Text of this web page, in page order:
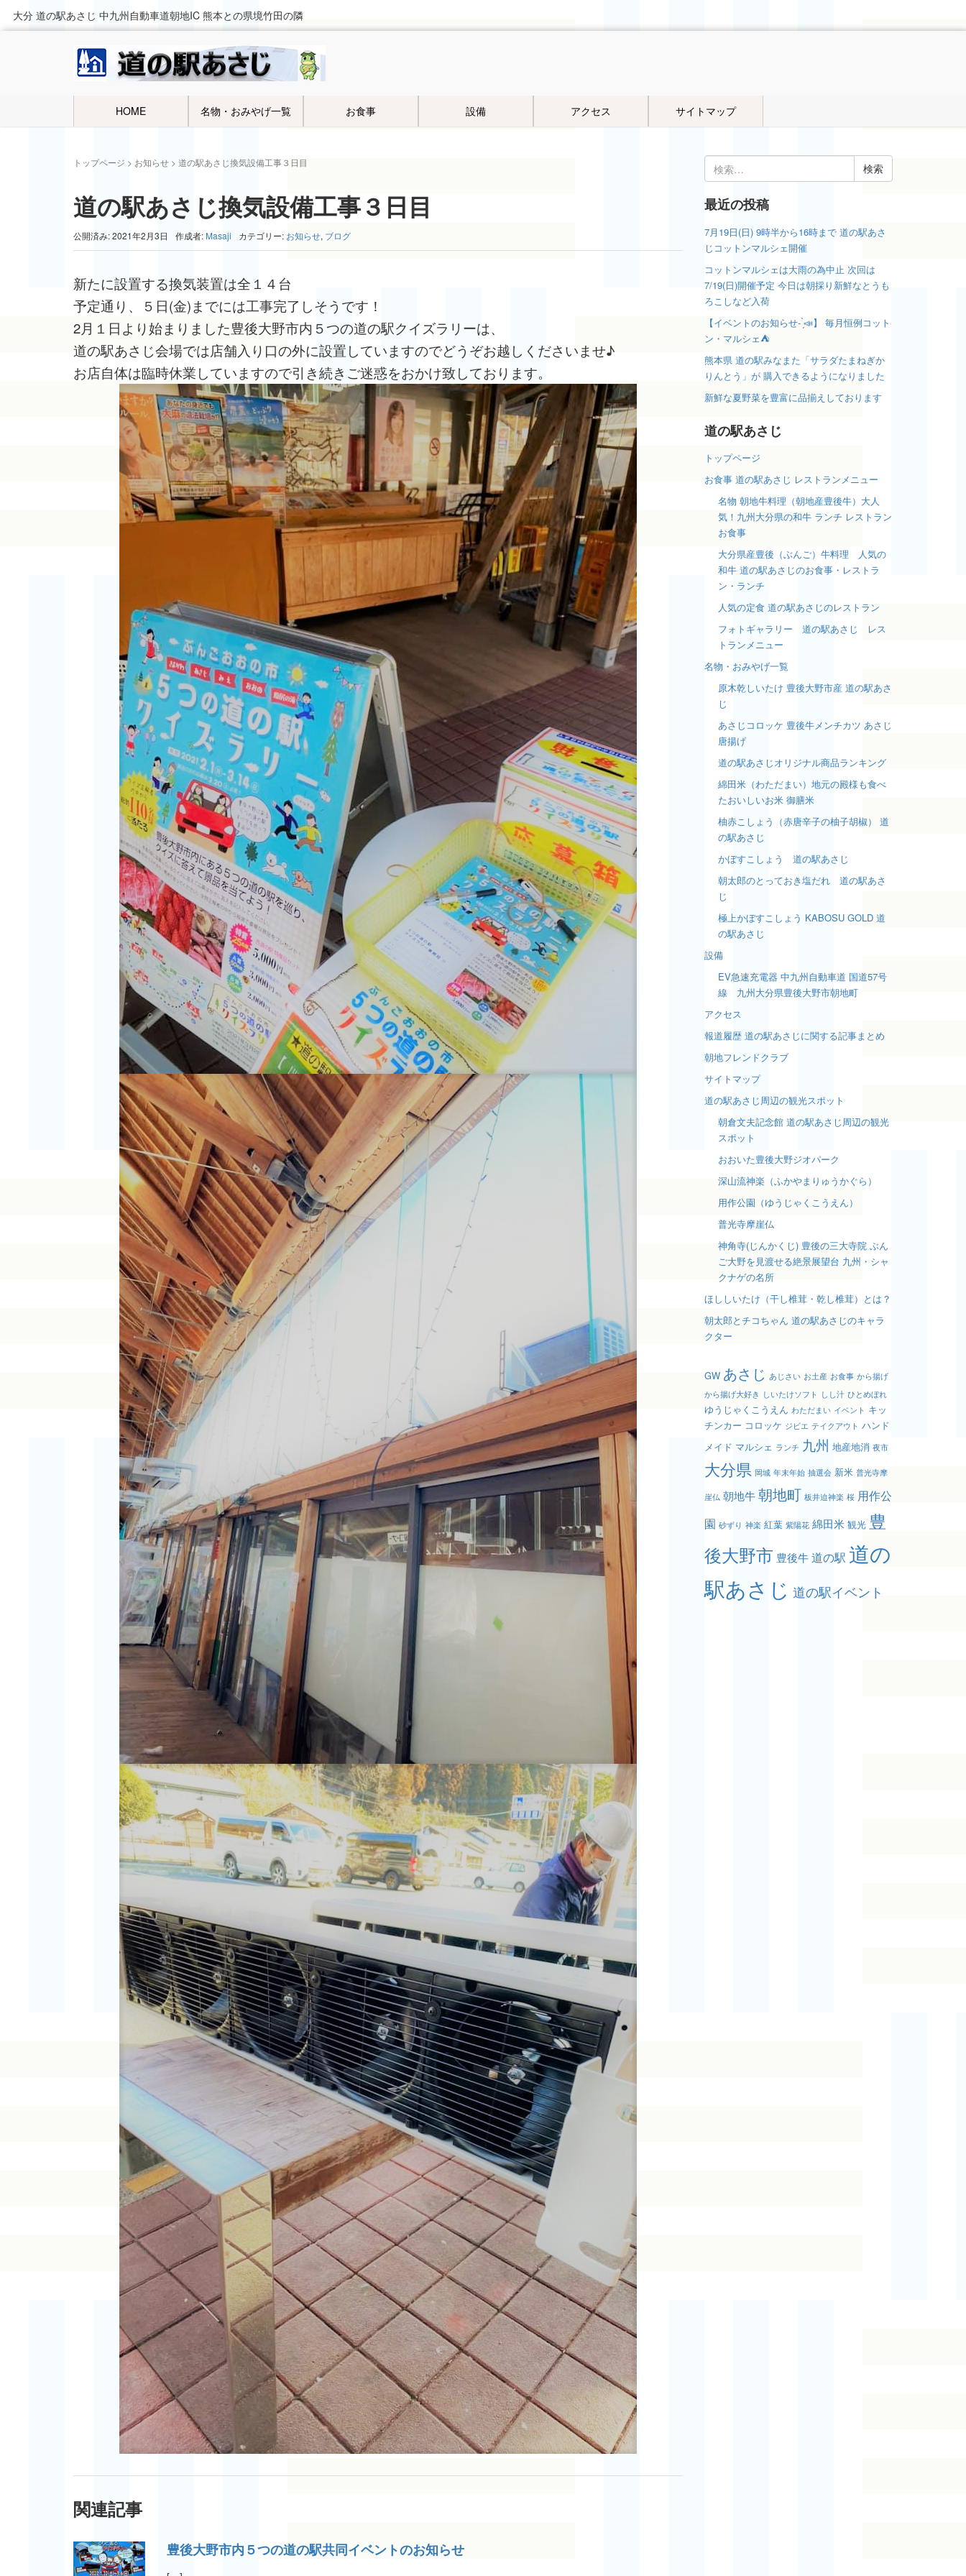
大分 道の駅あさじ 中九州自動車道朝地IC 熊本との県境竹田の隣
HOME 名物・おみやげ一覧 お食事 設備 アクセス サイトマップ
トップページ > お知らせ > 道の駅あさじ換気設備工事３日目
道の駅あさじ換気設備工事３日目
公開済み: 2021年2月3日 作成者: Masaji カテゴリー: お知らせ, ブログ
新たに設置する換気装置は全１４台
予定通り、５日(金)までには工事完了しそうです！
2月１日より始まりました豊後大野市内５つの道の駅クイズラリーは、
道の駅あさじ会場では店舗入り口の外に設置していますのでどうぞお越しくださいませ♪
お店自体は臨時休業していますので引き続きご迷惑をおかけ致しております。
関連記事
豊後大野市内５つの道の駅共同イベントのお知らせ
検
索:
最近の投稿
7月19日(日) 9時半から16時まで 道の駅あさ
じコットンマルシェ開催
コットンマルシェは大雨の為中止 次回は
7/19(日)開催予定 今日は朝採り新鮮なとうも
ろこしなど入荷
【イベントのお知らせ- ̗̀📣】 毎月恒例コット
ン・マルシェ⛺️
熊本県 道の駅みなまた「サラダたまねぎか
りんとう」が 購入できるようになりました
新鮮な夏野菜を豊富に品揃えしております
道の駅あさじ
トップページ
お食事 道の駅あさじ レストランメニュー
名物 朝地牛料理（朝地産豊後牛）大人
気！九州大分県の和牛 ランチ レストラン
お食事
大分県産豊後（ぶんご）牛料理 人気の
和牛 道の駅あさじのお食事・レストラ
ン・ランチ
人気の定食 道の駅あさじのレストラン
フォトギャラリー 道の駅あさじ レス
トランメニュー
名物・おみやげ一覧
原木乾しいたけ 豊後大野市産 道の駅あさ
じ
あさじコロッケ 豊後牛メンチカツ あさじ
唐揚げ
道の駅あさじオリジナル商品ランキング
綿田米（わただまい）地元の殿様も食べ
たおいしいお米 御膳米
柚赤こしょう（赤唐辛子の柚子胡椒） 道
の駅あさじ
かぼすこしょう 道の駅あさじ
朝太郎のとっておき塩だれ 道の駅あさ
じ
極上かぼすこしょう KABOSU GOLD 道
の駅あさじ
設備
EV急速充電器 中九州自動車道 国道57号
線 九州大分県豊後大野市朝地町
アクセス
報道履歴 道の駅あさじに関する記事まとめ
朝地フレンドクラブ
サイトマップ
道の駅あさじ周辺の観光スポット
朝倉文夫記念館 道の駅あさじ周辺の観光
スポット
おおいた豊後大野ジオパーク
深山流神楽（ふかやまりゅうかぐら）
用作公園（ゆうじゃくこうえん）
普光寺摩崖仏
神角寺(じんかくじ) 豊後の三大寺院 ぶん
ご大野を見渡せる絶景展望台 九州・シャ
クナゲの名所
ほししいたけ（干し椎茸・乾し椎茸）とは？
朝太郎とチコちゃん 道の駅あさじのキャラ
クター
GW あさじ あじさい お土産 お食事 から揚げ
から揚げ大好き しいたけソフト しし汁 ひとめぼれ
ゆうじゃくこうえん わただまい イベント キッ
チンカー コロッケ ジビエ テイクアウト ハンド
メイド マルシェ ランチ 九州 地産地消 夜市
大分県 岡城 年末年始 抽選会 新米 普光寺摩
崖仏 朝地牛 朝地町 板井迫神楽 桜 用作公
園 砂ずり 神楽 紅葉 紫陽花 綿田米 観光 豊
後大野市 豊後牛 道の駅 道の
駅あさじ 道の駅イベント